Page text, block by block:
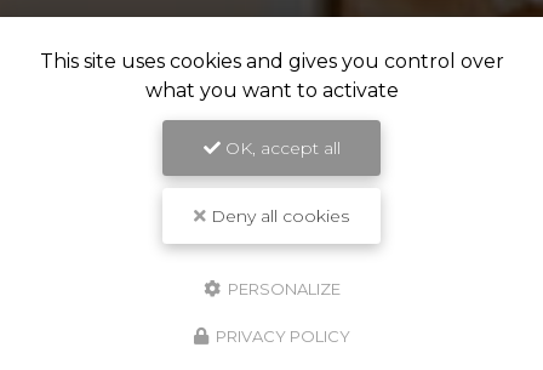
This site uses cookies and gives you control over
what you want to activate
OK, accept all
Deny all cookies
PERSONALIZE
PRIVACY POLICY